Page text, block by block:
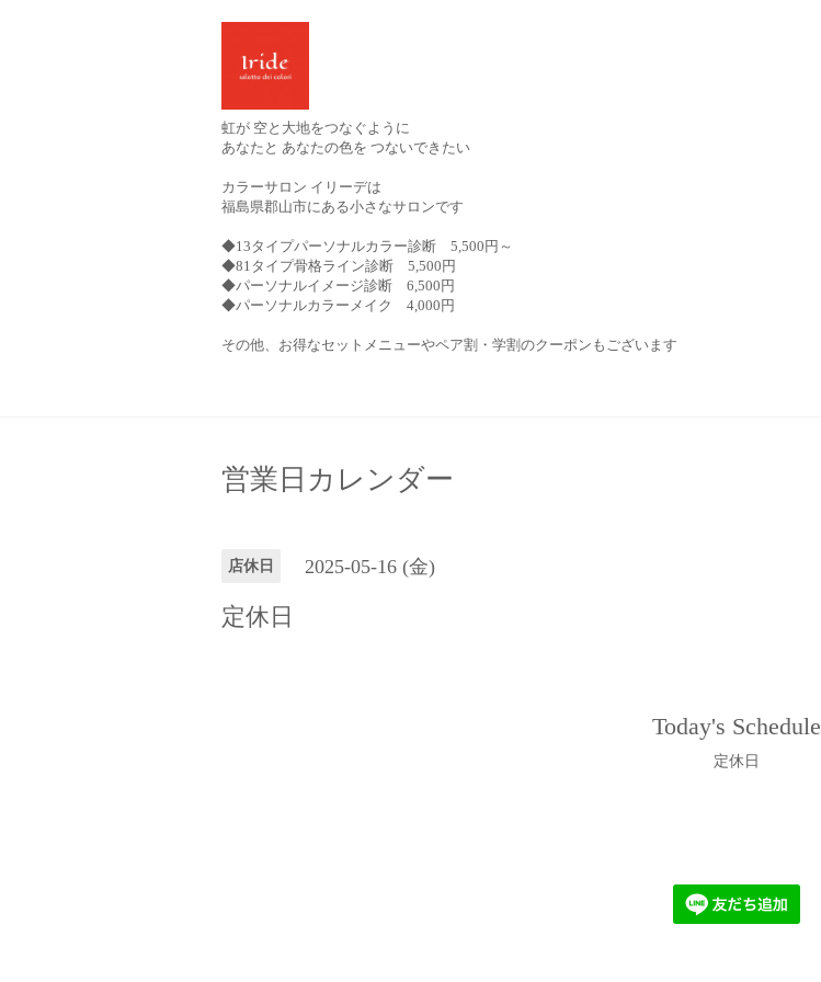
虹が 空と大地をつなぐように
あなたと あなたの色を つないできたい
カラーサロン イリーデは
福島県郡山市にある小さなサロンです
◆13タイプパーソナルカラー診断 5,500円～
◆81タイプ骨格ライン診断 5,500円
◆パーソナルイメージ診断 6,500円
◆パーソナルカラーメイク 4,000円
その他、お得なセットメニューやペア割・学割のクーポンもございます
営業日カレンダー
店休日 2025-05-16 (金)
定休日
Today's Schedule
定休日